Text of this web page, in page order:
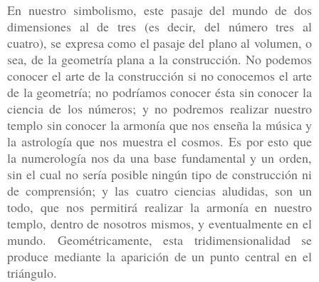
En nuestro simbolismo, este pasaje del mundo de dos
dimensiones al de tres (es decir, del número tres al
cuatro), se expresa como el pasaje del plano al volumen, o
sea, de la geometría plana a la construcción. No podemos
conocer el arte de la construcción si no conocemos el arte
de la geometría; no podríamos conocer ésta sin conocer la
ciencia de los números; y no podremos realizar nuestro
templo sin conocer la armonía que nos enseña la música y
la astrología que nos muestra el cosmos. Es por esto que
la numerología nos da una base fundamental y un orden,
sin el cual no sería posible ningún tipo de construcción ni
de comprensión; y las cuatro ciencias aludidas, son un
todo, que nos permitirá realizar la armonía en nuestro
templo, dentro de nosotros mismos, y eventualmente en el
mundo. Geométricamente, esta tridimensionalidad se
produce mediante la aparición de un punto central en el
triángulo.